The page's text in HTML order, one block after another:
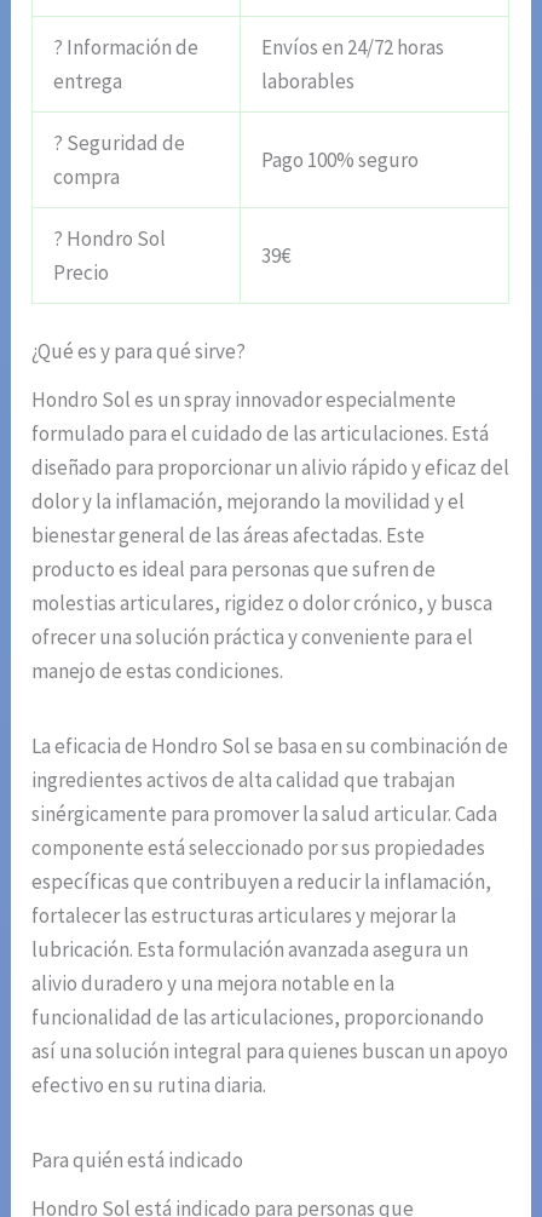
? Información de
entrega
Envíos en 24/72 horas
laborables
? Seguridad de
compra
Pago 100% seguro
? Hondro Sol
Precio
39€
¿Qué es y para qué sirve?
Hondro Sol es un spray innovador especialmente
formulado para el cuidado de las articulaciones. Está
diseñado para proporcionar un alivio rápido y eficaz del
dolor y la inflamación, mejorando la movilidad y el
bienestar general de las áreas afectadas. Este
producto es ideal para personas que sufren de
molestias articulares, rigidez o dolor crónico, y busca
ofrecer una solución práctica y conveniente para el
manejo de estas condiciones.
La eficacia de Hondro Sol se basa en su combinación de
ingredientes activos de alta calidad que trabajan
sinérgicamente para promover la salud articular. Cada
componente está seleccionado por sus propiedades
específicas que contribuyen a reducir la inflamación,
fortalecer las estructuras articulares y mejorar la
lubricación. Esta formulación avanzada asegura un
alivio duradero y una mejora notable en la
funcionalidad de las articulaciones, proporcionando
así una solución integral para quienes buscan un apoyo
efectivo en su rutina diaria.
Para quién está indicado
Hondro Sol está indicado para personas que